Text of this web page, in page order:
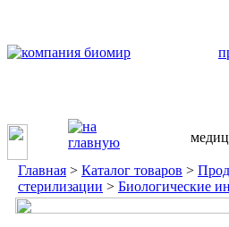
Главная > Каталог товаров >
стерилизации > Биологические